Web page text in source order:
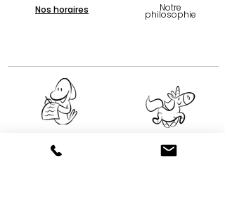
Nos horaires
Notre
philosophie
générales